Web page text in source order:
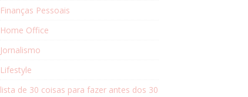
Finanças Pessoais
Home Office
Jornalismo
Lifestyle
lista de 30 coisas para fazer antes dos 30